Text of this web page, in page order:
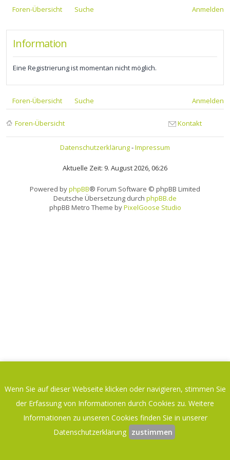
Foren-Übersicht Suche Anmelden
Information
Eine Registrierung ist momentan nicht möglich.
Foren-Übersicht Suche Anmelden
Foren-Übersicht Kontakt
Datenschutzerklärung-Impressum
Aktuelle Zeit: 9. August 2026, 06:26
Powered byphpBB® Forum Software © phpBB Limited
Deutsche Übersetzung durch phpBB.de
phpBB Metro Theme byPixelGoose Studio
Wenn Sie auf dieser Webseite klicken oder navigieren, stimmen Sie
der Erfassung von Informationen durch Cookies zu. Weitere
Informationen zu unseren Cookies finden Sie in unserer
Datenschutzerklärung
zustimmen